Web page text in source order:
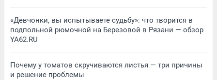
«Девчонки, вы испытываете судьбу»: что творится в
подпольной рюмочной на Березовой в Рязани — обзор
YA62.RU
Почему у томатов скручиваются листья — три причины
и решение проблемы